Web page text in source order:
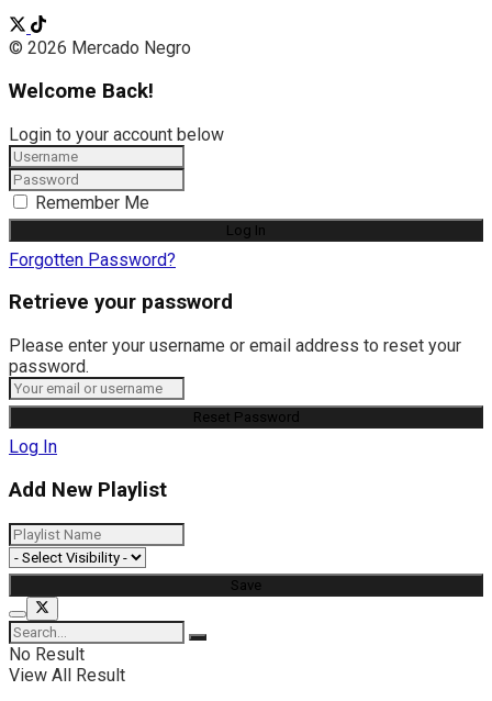
© 2026 Mercado Negro
Welcome Back!
Login to your account below
Remember Me
Forgotten Password?
Retrieve your password
Please enter your username or email address to reset your
password.
Log In
Add New Playlist
No Result
View All Result